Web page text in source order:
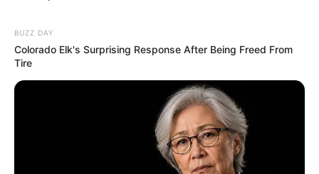
Combate às Endemias.
PEC 14: o que acontece com quinquênio,
triênio e sexta-parte na aposentadoria?
BUZZ DAY
Colorado Elk's Surprising Response After Being Freed From
Tire